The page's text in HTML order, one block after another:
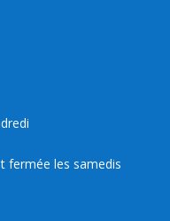
fermée les samedis